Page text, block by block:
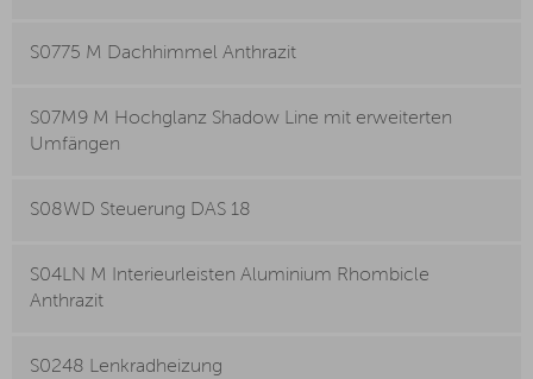
S0775 M Dachhimmel Anthrazit
S07M9 M Hochglanz Shadow Line mit erweiterten
Umfängen
S08WD Steuerung DAS 18
S04LN M Interieurleisten Aluminium Rhombicle
Anthrazit
S0248 Lenkradheizung